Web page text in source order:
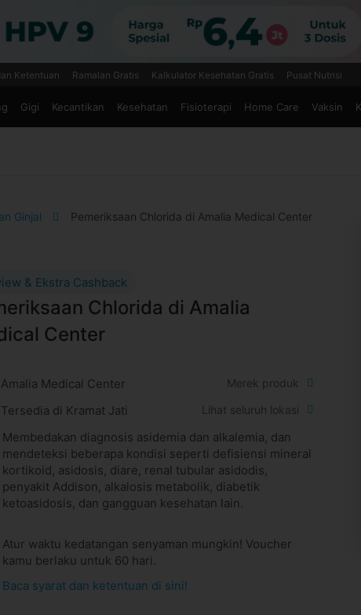
Ketentuan Ramalan Gratis Kalkulator Kesehatan Gratis Pusat Nutrisi
Gigi Kecantikan Kesehatan Fisioterapi Home Care Vaksin
Ginjal Pemeriksaan Chlorida di Amalia Medical Center
& Ekstra Cashback
Chlorida di Amalia
Center
Amalia Medical Center Merek produk
Tersedia di Kramat Jati Lihat seluruh lokasi
Membedakan diagnosis asidemia dan alkalemia, dan
mendeteksi beberapa kondisi seperti defisiensi mineral
kortikoid, asidosis, diare, renal tubular asidodis,
penyakit Addison, alkalosis metabolik, diabetik
ketoasidosis, dan gangguan kesehatan lain.
Atur waktu kedatangan senyaman mungkin! Voucher
kamu berlaku untuk 60 hari.
Baca syarat dan ketentuan di sini!